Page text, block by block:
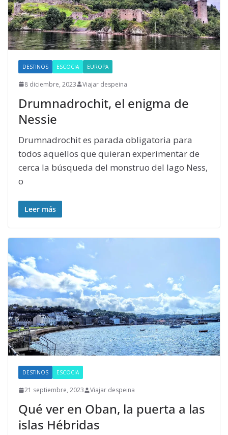
DESTINOS ESCOCIA EUROPA
8 diciembre, 2023 Viajar despeina
Drumnadrochit, el enigma de
Nessie
Drumnadrochit es parada obligatoria para
todos aquellos que quieran experimentar de
cerca la búsqueda del monstruo del lago Ness,
o
Leer más
DESTINOS ESCOCIA
21 septiembre, 2023 Viajar despeina
Qué ver en Oban, la puerta a las
islas Hébridas